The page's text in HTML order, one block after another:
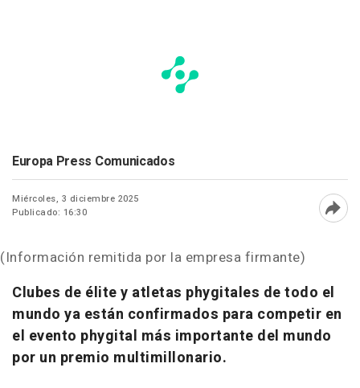
Europa Press Comunicados
Miércoles, 3 diciembre 2025
Publicado: 16:30
(Información remitida por la empresa firmante)
Clubes de élite y atletas phygitales de todo el
mundo ya están confirmados para competir en
el evento phygital más importante del mundo
por un premio multimillonario.